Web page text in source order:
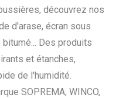
découvrez nos
d'arase, écran sous
Des produits
et étanches,
de l'humidité.
SOPREMA, WINCO,